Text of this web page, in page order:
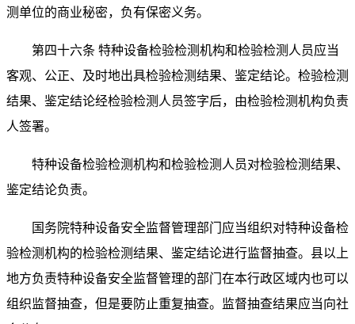
测单位的商业秘密，负有保密义务。
第四十六条 特种设备检验检测机构和检验检测人员应当
客观、公正、及时地出具检验检测结果、鉴定结论。检验检测
结果、鉴定结论经检验检测人员签字后，由检验检测机构负责
人签署。
特种设备检验检测机构和检验检测人员对检验检测结果、
鉴定结论负责。
国务院特种设备安全监督管理部门应当组织对特种设备检
验检测机构的检验检测结果、鉴定结论进行监督抽查。县以上
地方负责特种设备安全监督管理的部门在本行政区域内也可以
组织监督抽查，但是要防止重复抽查。监督抽查结果应当向社